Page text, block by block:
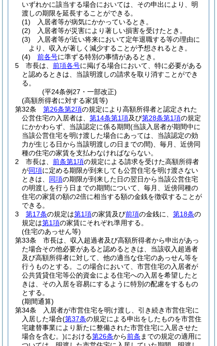
いずれかに該当する場合においては、その申出により、明
渡しの期限を延長することができる。
(1)
入居者等が病気にかかっているとき。
(2)
入居者等が災害により著しい損害を受けたとき。
(3)
入居者等が近い将来において定年退職する等の理由に
より、収入が著しく減少することが予想されるとき。
(4)
前各号に準ずる特別の事情があるとき。
5
市長は、 前項各号に掲げる場合において、特に必要がある
と認めるときは、当該明渡しの請求を取り消すことができ
る。
(平24条例27・一部改正)
(高額所得者に対する家賃等)
第32条
第26条第2項の規定により高額所得者と認定された
公営住宅の入居者は、 第14条第1項及び第28条第1項の規定
にかかわらず、当該認定に係る期間(当該入居者が期間中に
当該公営住宅を明け渡した場合にあっては、当該認定の効
力が生じる日から当該明渡しの日までの間) 、毎月、近傍同
種の住宅の家賃を支払わなければならない。
2
市長は、 前条第1項の規定による請求を受けた高額所得者
が同項に定める期限が到来しても公営住宅を明け渡さない
ときは、 同項の期限が到来した日の翌日から当該公営住宅
の明渡しを行う日までの期間について、毎月、近傍同種の
住宅の家賃の額の2倍に相当する額の金銭を徴収することが
できる。
3
第17条の規定は第1項の家賃及び前項の金銭に、 第18条の
規定は第1項の家賃にそれぞれ準用する。
(住宅のあっせん等)
第33条
市長は、収入超過者及び高額所得者から申出があっ
た場合その他必要があると認めるときは、当該収入超過者
及び高額所得者に対して、他の適当な住宅のあっせん等を
行うものとする。
この場合において、市営住宅の入居者が
公共賃貸住宅等公的資金による住宅への入居を希望したと
きは、その入居を容易にするように特別の配慮をするもの
とする。
(期間通算)
第34条
入居者が市営住宅を明け渡し、引き続き市営住宅に
入居した場合(第37条の規定による申出をしたものを市営住
宅建替事業により新たに整備された市営住宅に入居させた
場合を含む。)における第26条から前条 までの規定の適用に